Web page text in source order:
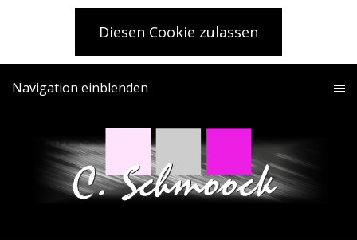
Diesen Cookie zulassen
Navigation einblenden